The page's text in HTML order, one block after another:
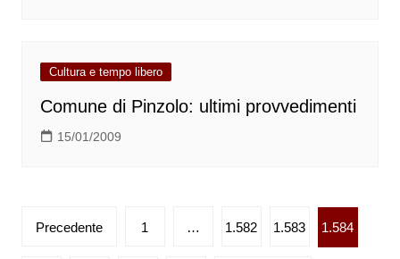
Cultura e tempo libero
Comune di Pinzolo: ultimi provvedimenti
15/01/2009
Paginazione
Precedente 1 … 1.582 1.583 1.584